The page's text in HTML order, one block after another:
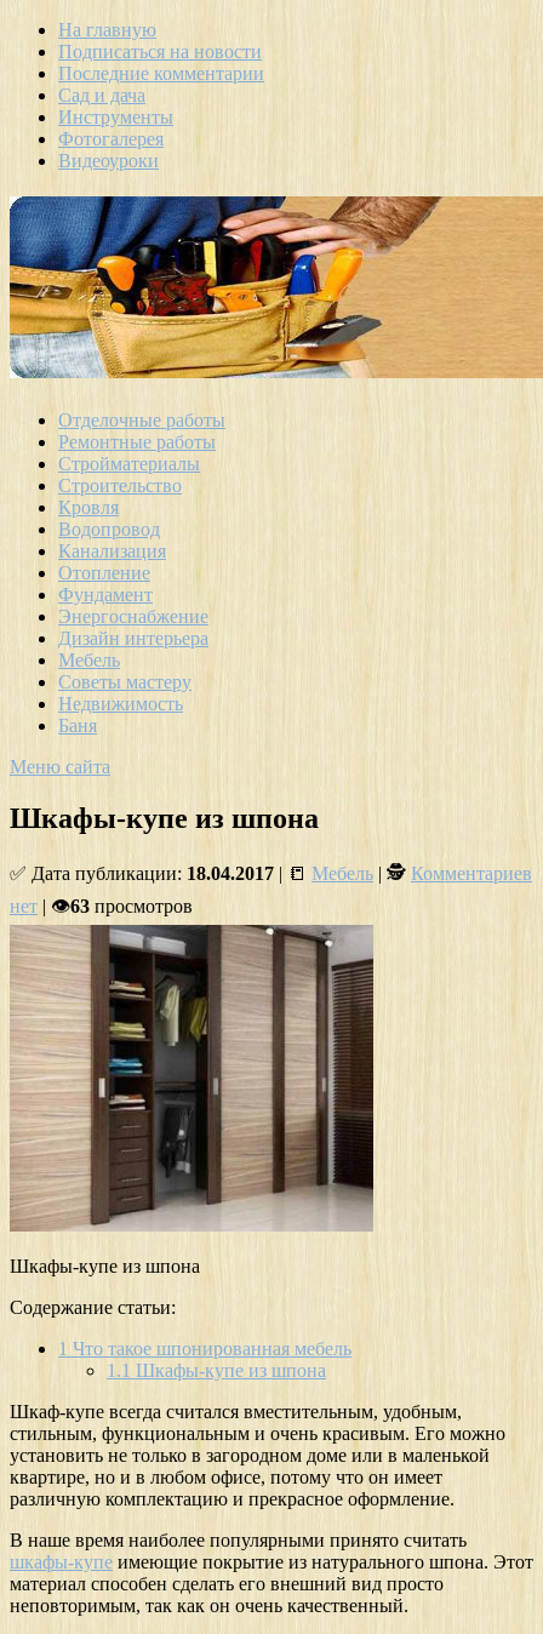
На главную
Подписаться на новости
Последние комментарии
Сад и дача
Инструменты
Фотогалерея
Видеоуроки
Отделочные работы
Ремонтные работы
Стройматериалы
Строительство
Кровля
Водопровод
Канализация
Отопление
Фундамент
Энергоснабжение
Дизайн интерьера
Мебель
Советы мастеру
Недвижимость
Баня
Меню сайта
Шкафы-купе из шпона
✅ Дата публикации: 18.04.2017 | 📒 Мебель | 🕵 Комментариев
нет | 👁63 просмотров
Шкафы-купе из шпона
Содержание статьи:
1 Что такое шпонированная мебель
1.1 Шкафы-купе из шпона
Шкаф-купе всегда считался вместительным, удобным,
стильным, функциональным и очень красивым. Его можно
установить не только в загородном доме или в маленькой
квартире, но и в любом офисе, потому что он имеет
различную комплектацию и прекрасное оформление.
В наше время наиболее популярными принято считать
шкафы-купе имеющие покрытие из натурального шпона. Этот
материал способен сделать его внешний вид просто
неповторимым, так как он очень качественный.